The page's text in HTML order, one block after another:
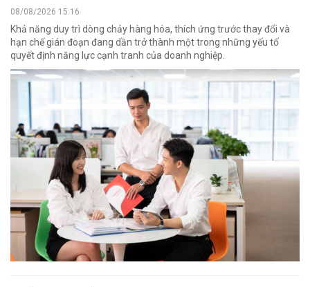
08/08/2026 15:16
Khả năng duy trì dòng chảy hàng hóa, thích ứng trước thay đổi và
hạn chế gián đoạn đang dần trở thành một trong những yếu tố
quyết định năng lực cạnh tranh của doanh nghiệp.